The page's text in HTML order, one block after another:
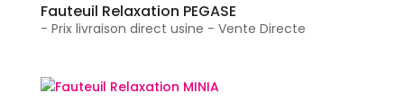
Fauteuil Relaxation PEGASE
- Prix livraison direct usine - Vente Directe